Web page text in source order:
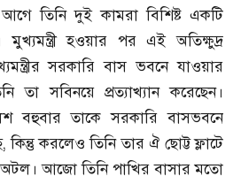
আগে তিনি দুই কামরা বিশিষ্ট একটি
মুখ্যমন্ত্রী হওয়ার পর এই অতিক্ষুদ্র
সরকারি বাস ভবনে যাওয়ার
সবিনয়ে প্রত্যাখ্যান করেছেন।
বহুবার তাকে সরকারি বাসভবনে
,কিন্তু করলেও তিনি তার ঐ ছোট্ট ফ্লাটে
অটল। আজো তিনি পাখির বাসার মতো